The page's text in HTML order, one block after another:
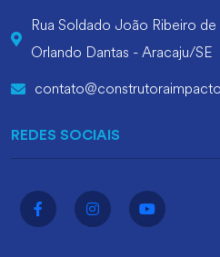
Rua Soldado João Ribeiro
Orlando Dantas - Aracaju/SE
REDES SOCIAIS